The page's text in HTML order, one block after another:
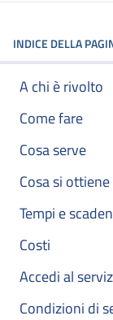
INDICE DELLA
A chi è rivolto
Come fare
Cosa serve
Cosa si ottiene
Tempi e
Costi
Accedi al
Condizioni di